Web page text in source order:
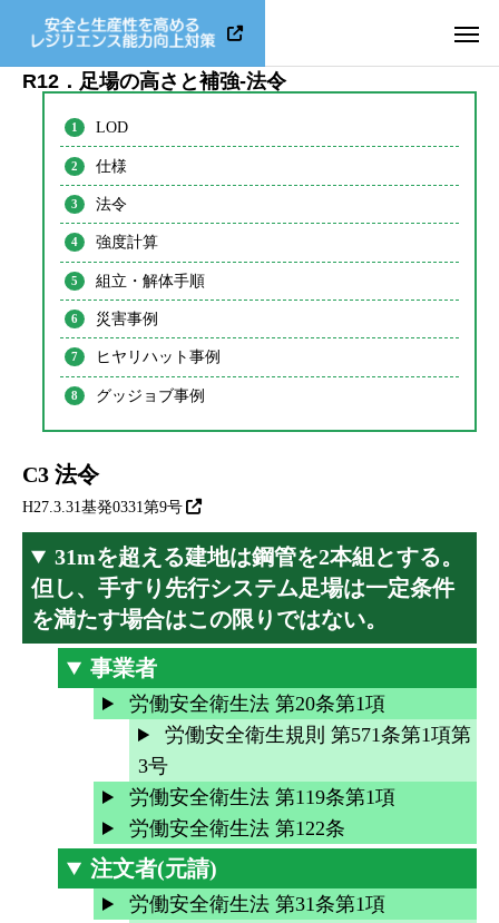
R12．足場の高さと補強-法令
LOD
仕様
法令
強度計算
組立・解体手順
災害事例
ヒヤリハット事例
グッジョブ事例
C3 法令
H27.3.31基発0331第9号
31mを超える建地は鋼管を2本組とする。
但し、手すり先行システム足場は一定条件
を満たす場合はこの限りではない。
事業者
労働安全衛生法 第20条第1項
労働安全衛生規則 第571条第1項第
3号
労働安全衛生法 第119条第1項
労働安全衛生法 第122条
注文者(元請)
労働安全衛生法 第31条第1項